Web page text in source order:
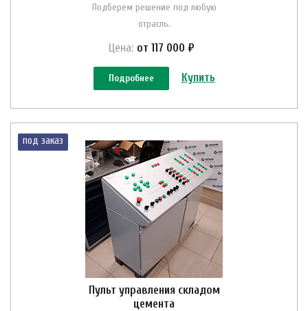
Подберем решение под любую
отрасль.
Цена: от 117 000 ₽
Подробнее Купить
под заказ
Пульт управления складом
цемента